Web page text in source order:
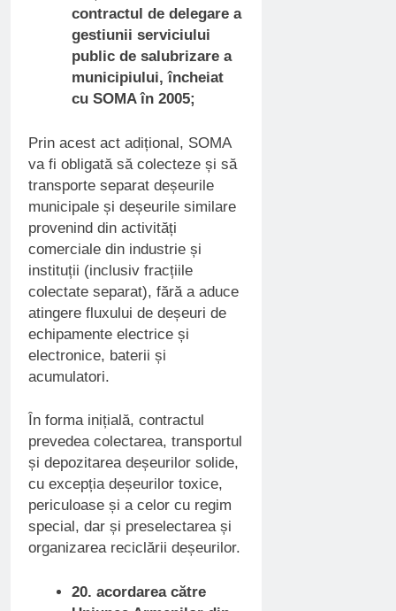
contractul de delegare a
gestiunii serviciului
public de salubrizare a
municipiului, încheiat
cu SOMA în 2005;
Prin acest act adițional, SOMA
va fi obligată să colecteze și să
transporte separat deșeurile
municipale și deșeurile similare
provenind din activități
comerciale din industrie și
instituții (inclusiv fracțiile
colectate separat), fără a aduce
atingere fluxului de deșeuri de
echipamente electrice și
electronice, baterii și
acumulatori.
În forma inițială, contractul
prevedea colectarea, transportul
și depozitarea deșeurilor solide,
cu excepția deșeurilor toxice,
periculoase și a celor cu regim
special, dar și preselectarea și
organizarea reciclării deșeurilor.
20. acordarea către